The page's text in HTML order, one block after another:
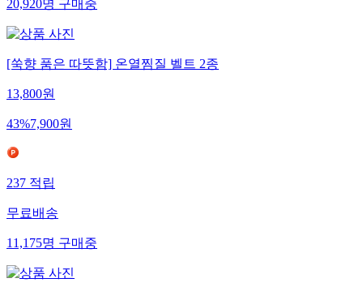
20,920명구매중
[쑥향 품은 따뜻함] 온열찜질 벨트 2종
13,800원
43%7,900원
237적립
무료배송
11,175명구매중